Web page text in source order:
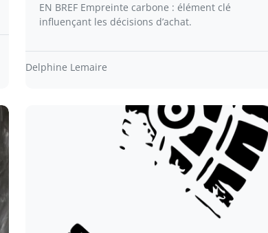
EN BREF Empreinte carbone : élément clé
influençant les décisions d’achat.
Delphine Lemaire